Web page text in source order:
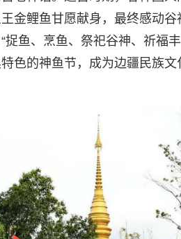
金鲤鱼甘愿献身，最终感动
鱼、烹鱼、祭祀谷神、祈福
色的神鱼节，成为边疆民族文